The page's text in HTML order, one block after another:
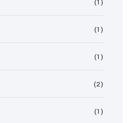
(1)
(1)
(1)
(2)
(1)